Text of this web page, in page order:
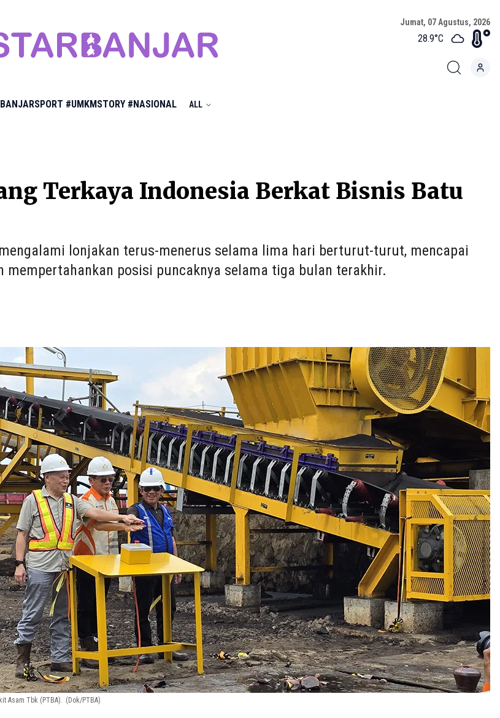
Jumat, 07 Agustus, 2026
28.9°C
#UMKMSTORY #NASIONAL ALL
Terkaya Indonesia Berkat Bisnis Batu
lonjakan terus-menerus selama lima hari berturut-turut, mencapai
mempertahankan posisi puncaknya selama tiga bulan terakhir.
Asam Tbk (PTBA). (Dok/PTBA)